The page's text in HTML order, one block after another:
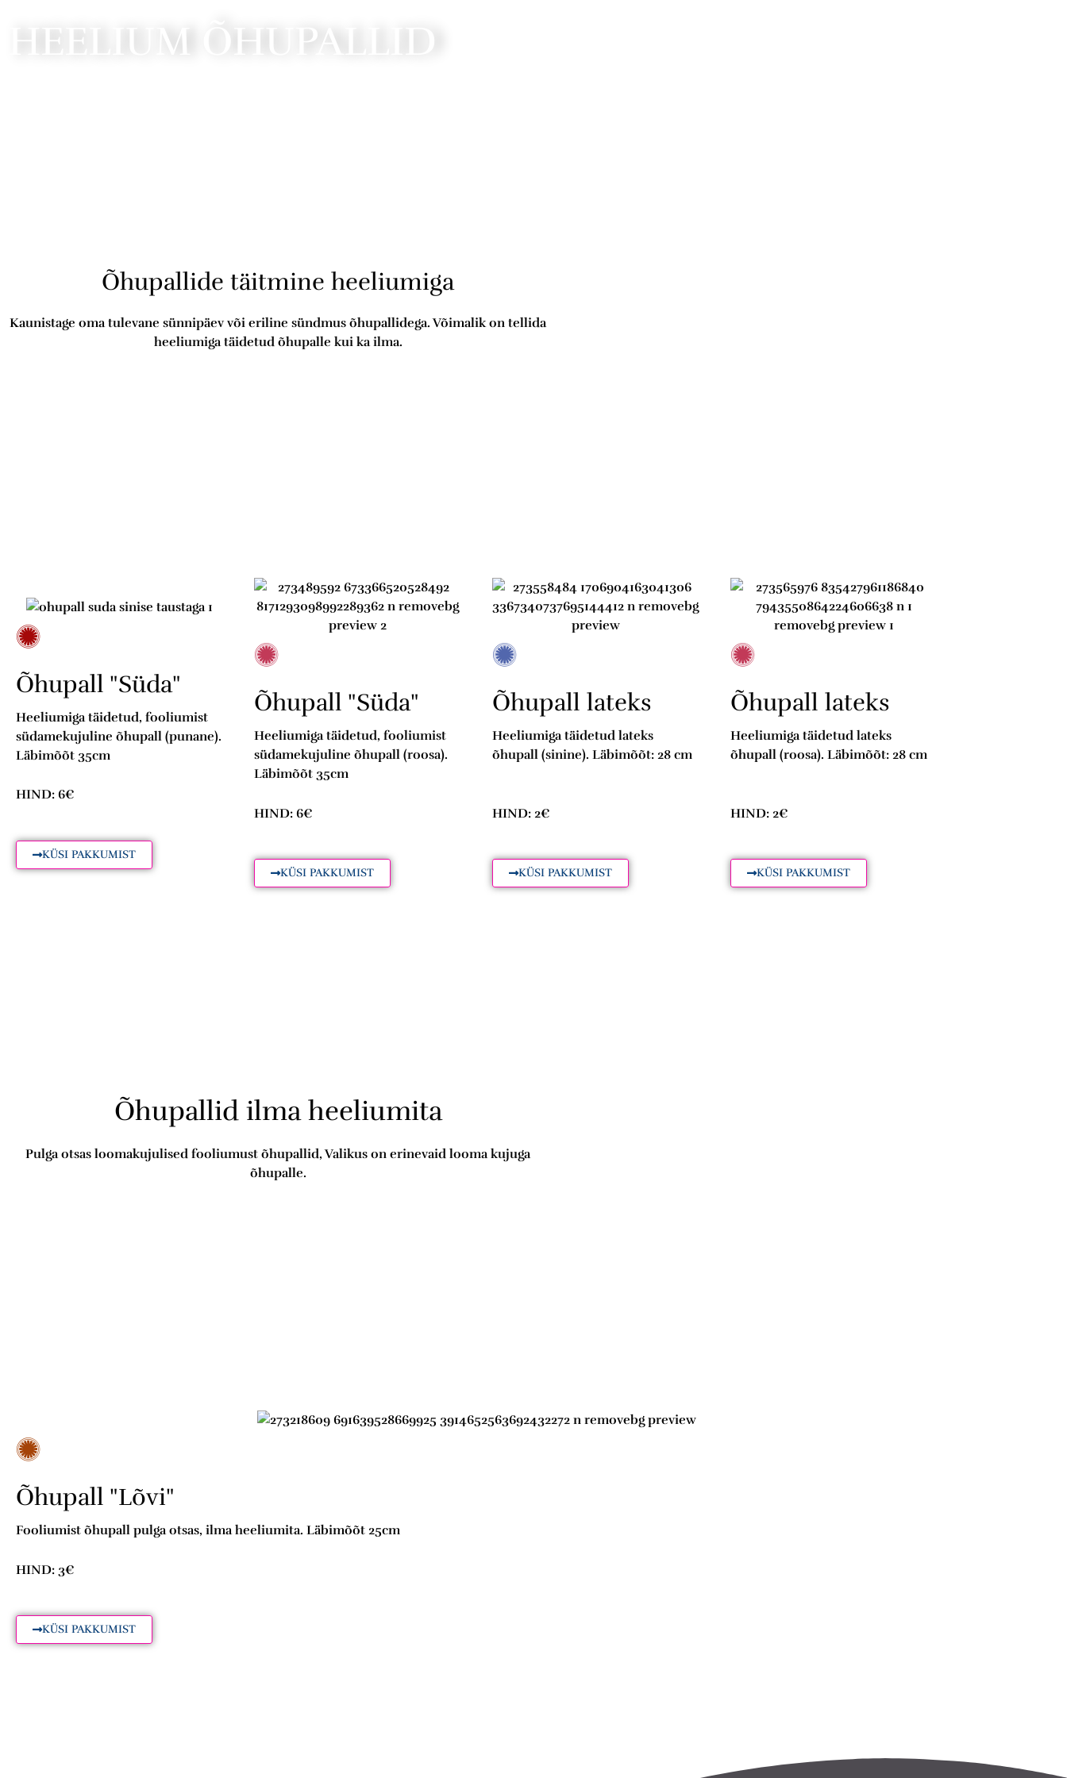
HEELIUM ÕHUPALLID
Õhupallide täitmine heeliumiga
Kaunistage oma tulevane sünnipäev või eriline sündmus õhupallidega. Võimalik on tellida
heeliumiga täidetud õhupalle kui ka ilma.
Õhupall "Süda"
Heeliumiga täidetud, fooliumist
südamekujuline õhupall (punane).
Läbimõõt 35cm
HIND: 6€
KÜSI PAKKUMIST
Õhupall "Süda"
Heeliumiga täidetud, fooliumist
südamekujuline õhupall (roosa).
Läbimõõt 35cm
HIND: 6€
KÜSI PAKKUMIST
Õhupall lateks
Heeliumiga täidetud lateks
õhupall (sinine). Läbimõõt: 28 cm
HIND: 2€
KÜSI PAKKUMIST
Õhupall lateks
Heeliumiga täidetud lateks
õhupall (roosa). Läbimõõt: 28 cm
HIND: 2€
KÜSI PAKKUMIST
Õhupallid ilma heeliumita
Pulga otsas loomakujulised fooliumust õhupallid, Valikus on erinevaid looma kujuga
õhupalle.
Õhupall "Lõvi"
Fooliumist õhupall pulga otsas, ilma heeliumita. Läbimõõt 25cm
HIND: 3€
KÜSI PAKKUMIST